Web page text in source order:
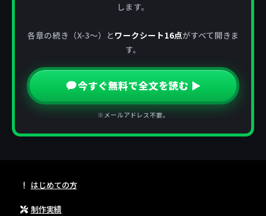
します。
各章の続き（X-3〜）とワークシート16点がすべて開きま
す。
今すぐ無料で全文を読む ▶
※メールアドレス不要。
はじめての方
制作実績